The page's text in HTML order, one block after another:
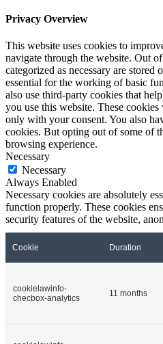
Privacy Overview
This website uses cookies to
navigate through the website. Out
categorized as necessary are stored
essential for the working of basic
also use third-party cookies that
you use this website. These
only with your consent. You also
cookies. But opting out of some of
browsing experience.
Necessary
Necessary
Always Enabled
Necessary cookies are absolutely
function properly. These cookies
security features of the website,
Cookie Duration
cookielawinfo-
checbox-analytics
11 months